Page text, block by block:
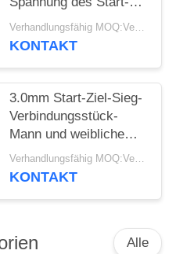
Ziel-Sieg-
Verbindungsstück-
Verhandlungsfähig MOQ:Verhandelbar
KONTAKT
3.0mm Start-Ziel-Sieg-
Verbindungsstück-
Mann und weibliche
fügende unterbringende
schwarze Farbe
Verhandlungsfähig MOQ:Verhandelbar
KONTAKT
Alle